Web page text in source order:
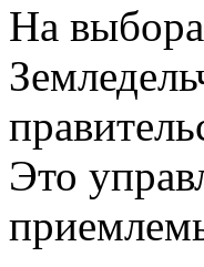
На
Это